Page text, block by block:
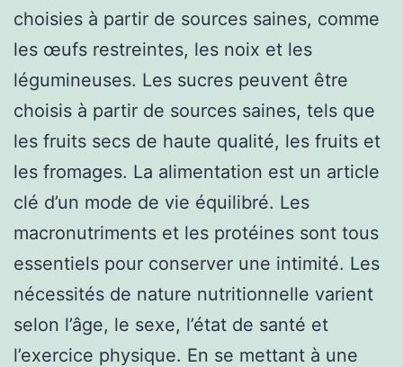
choisies à partir de sources saines, comme
les œufs restreintes, les noix et les
légumineuses. Les sucres peuvent être
choisis à partir de sources saines, tels que
les fruits secs de haute qualité, les fruits et
les fromages. La alimentation est un article
clé d’un mode de vie équilibré. Les
macronutriments et les protéines sont tous
essentiels pour conserver une intimité. Les
nécessités de nature nutritionnelle varient
selon l’âge, le sexe, l’état de santé et
l’exercice physique. En se mettant à une